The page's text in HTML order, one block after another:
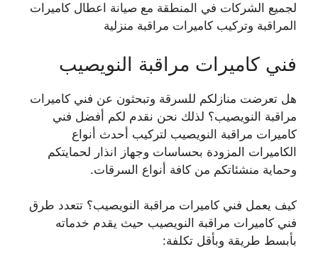
لجميع الشركات في المنطقة مع صيانة اعطال كاميرات
المراقبة وتركيب كاميرات مراقبة منزلية
فني كاميرات مراقبة النويصيب
هل تعرضت منازلكم للسرقة وتبحثون عن فني كاميرات
مراقبة النويصيب؟ لذلك نحن نقدم لكم أفضل فني
كاميرات مراقبة النويصيب لتركيب أحدث أنواع
الكاميرات المزودة بحساسات وجهاز انذار لحمايتكم
وحماية منشئاتكم من كافة أنواع السرقات.
كيف يعمل فني كاميرات مراقبة النويصيب؟ تتعدد طرق
فني كاميرات مراقبة النويصيب حيث يقدم خدماته
بأبسط طريقة وبأقل تكلفة: